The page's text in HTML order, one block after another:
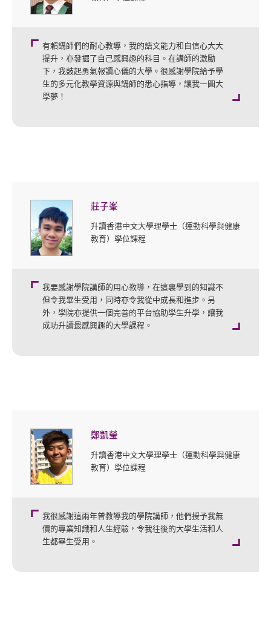
有賴講師們的耐心教導，我的語文能力和自信心大大
提升，亦發掘了自己感興趣的科目。在講師的激勵
下，我鼓起勇氣報讀心儀的大學。很感謝學院給予學
生的多元化教學資源與講師的悉心指導，讓我一圓大
學夢！
莊子峯
升讀香港中文大學理學士（運動科學與健康
教育）學位課程
我要感謝學院講師的用心教導，在這裏學到的知識不
但令我畢生受用，同時亦令我從中成長和進步。另
外，學院亦提供一個完善的平台協助學生升學，讓我
成功升讀最感興趣的大學課程。
鄭凱瑩
升讀香港中文大學理學士（運動科學與健康
教育）學位課程
我很感謝這兩年曾教導我的學院講師，他們授予我無
價的專業知識和人生經驗，令我往後的大學生活和人
生都畢生受用。